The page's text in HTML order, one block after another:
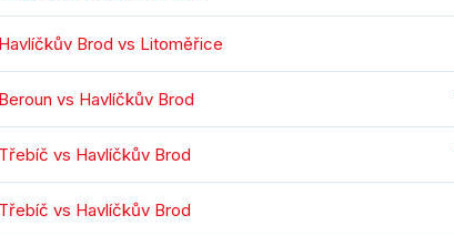
Havlíčkův Brod vs Litoměřice
Beroun vs Havlíčkův Brod
Třebíč vs Havlíčkův Brod
Třebíč vs Havlíčkův Brod